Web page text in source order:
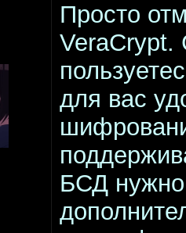
Просто
VeraCrypt.
для вас
БСД нужно